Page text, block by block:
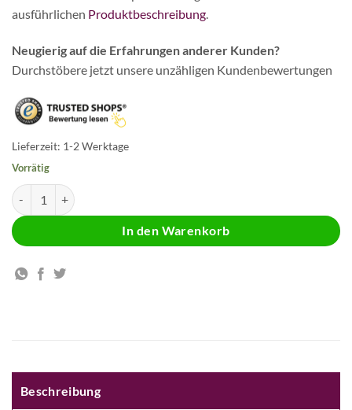
ausführlichen Produktbeschreibung.
Neugierig auf die Erfahrungen anderer Kunden?
Durchstöbere jetzt unsere unzähligen Kundenbewertungen
Lieferzeit: 1-2 Werktage
Vorrätig
Vitamin C Kapseln (600mg) Menge
In den Warenkorb
Beschreibung